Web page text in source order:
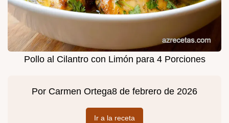
Pollo al Cilantro con Limón para 4 Porciones
Por Carmen Ortega8 de febrero de 2026
Ir a la receta